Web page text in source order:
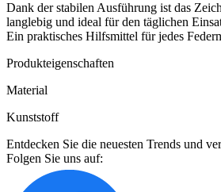
Dank der stabilen Ausführung ist das
langlebig und ideal für den täglichen
Ein praktisches Hilfsmittel für jedes
Produkteigenschaften
Material
Kunststoff
Entdecken Sie die neuesten Trends und
Folgen Sie uns auf: